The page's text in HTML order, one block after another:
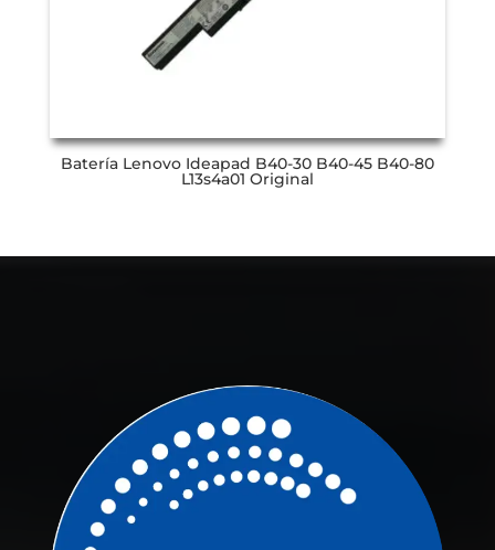
Batería Lenovo Ideapad B40-30 B40-45 B40-80
L13s4a01 Original